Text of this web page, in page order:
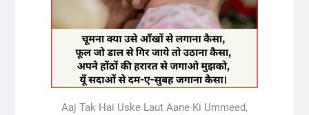
Aaj Tak Hai Uske Laut Aane Ki Ummeed,